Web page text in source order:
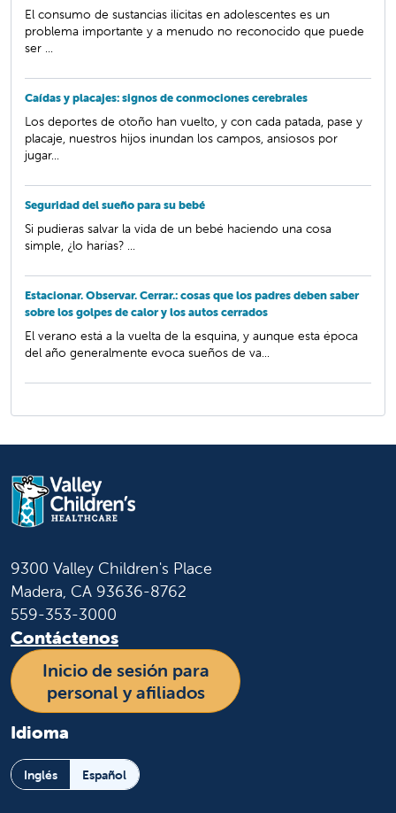
El consumo de sustancias ilícitas en adolescentes es un
problema importante y a menudo no reconocido que puede
ser ...
Caídas y placajes: signos de conmociones cerebrales
Los deportes de otoño han vuelto, y con cada patada, pase y
placaje, nuestros hijos inundan los campos, ansiosos por
jugar...
Seguridad del sueño para su bebé
Si pudieras salvar la vida de un bebé haciendo una cosa
simple, ¿lo harías? ...
Estacionar. Observar. Cerrar.: cosas que los padres deben saber
sobre los golpes de calor y los autos cerrados
El verano está a la vuelta de la esquina, y aunque esta época
del año generalmente evoca sueños de va...
9300 Valley Children's Place
Madera, CA 93636-8762
559-353-3000
Contáctenos
Inicio de sesión para
personal y afiliados
Idioma
Inglés Español